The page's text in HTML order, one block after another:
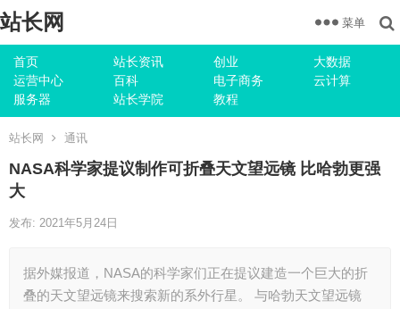
站长网
首页 站长资讯 创业
大数据
运营中心
百科 电子商务
云计算
服务器
站长学院 教程
菜单
站长网 通讯
NASA科学家提议制作可折叠天文望远镜 比哈勃更强
大
发布: 2021年5月24日
据外媒报道，NASA的科学家们正在提议建造一个巨大的折
叠的天文望远镜来搜索新的系外行星。 与哈勃天文望远镜